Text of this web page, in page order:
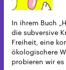
In ihrem Buch
die subversive
Freiheit, eine
ökologischere
probieren wir es